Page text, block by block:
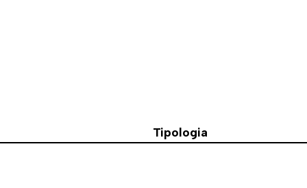
Tipologia